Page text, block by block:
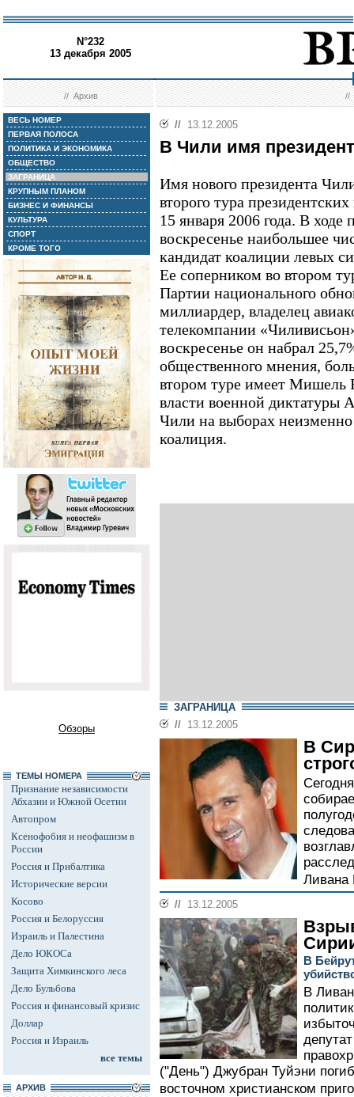
N°232
13 декабря 2005
//Архив //
ВЕСЬ НОМЕР
ПЕРВАЯ ПОЛОСА
ПОЛИТИКА И ЭКОНОМИКА
ОБЩЕСТВО
ЗАГРАНИЦА
КРУПНЫМ ПЛАНОМ
БИЗНЕС И ФИНАНСЫ
КУЛЬТУРА
СПОРТ
КРОМЕ ТОГО
Обзоры
ТЕМЫ НОМЕРА
Признание независимости
Абхазии и Южной Осетии
Автопром
Ксенофобия и неофашизм в
России
Россия и Прибалтика
Исторические версии
Косово
Россия и Белоруссия
Израиль и Палестина
Дело ЮКОСа
Защита Химкинского леса
Дело Бульбова
Россия и финансовый кризис
Доллар
Россия и Израиль
все темы
АРХИВ
// 13.12.2005
В Чили имя
Имя нового президента
второго тура
15 января 2006 года. В ходе
воскресенье наибольшее
кандидат коалиции левых
Ее соперником во втором
Партии национального
миллиардер, владелец
телекомпании
воскресенье он набрал
общественного мнения,
втором туре имеет Мишель
власти военной диктатуры
Чили на выборах
коалиция.
ЗАГРАНИЦА
// 13.12.2005
В
Ливана
// 13.12.2005
В
В
("День") Джубран Туйэни
восточном христианском